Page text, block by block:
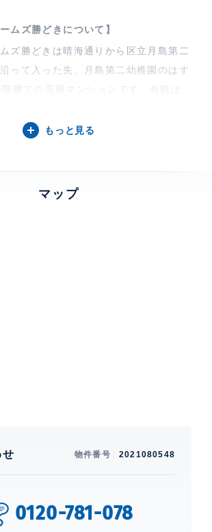
ムズ勝どきについて】
ズ勝どきは晴海通りから区立月島第二
って入った先、月島第二幼稚園のはす
建ての高層マンションです。外観は
水の風景を意識した意匠となっており
楽器相談、 バルコニー、 一部フロー
もっと見る
マップ
せ 物件番号 2021080548
0120-781-078